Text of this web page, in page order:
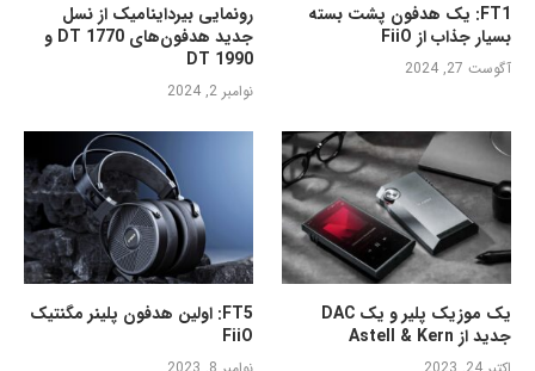
رونمایی بیرداینامیک از نسل
جدید هدفون‌های DT 1770 و
DT 1990
نوامبر 2, 2024
FT1: یک هدفون پشت بسته
بسیار جذاب از FiiO
آگوست 27, 2024
FT5: اولین هدفون پلینر مگنتیک
FiiO
یک موزیک پلیر و یک DAC
جدید از Astell & Kern